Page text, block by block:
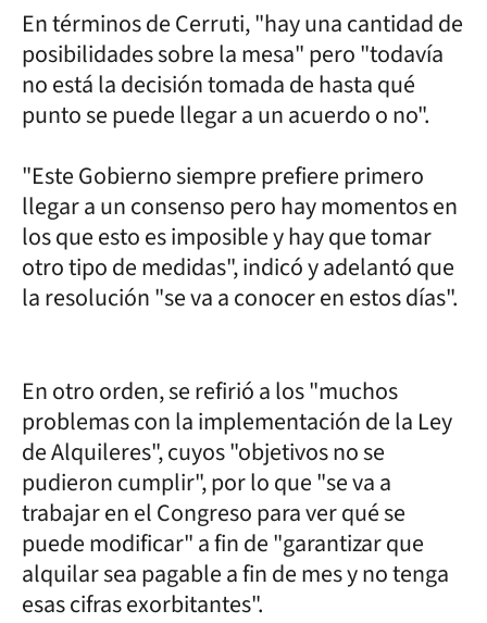
En términos de Cerruti, "hay una cantidad de
posibilidades sobre la mesa" pero "todavía
no está la decisión tomada de hasta qué
punto se puede llegar a un acuerdo o no".
"Este Gobierno siempre prefiere primero
llegar a un consenso pero hay momentos en
los que esto es imposible y hay que tomar
otro tipo de medidas", indicó y adelantó que
la resolución "se va a conocer en estos días".
En otro orden, se refirió a los "muchos
problemas con la implementación de la Ley
de Alquileres", cuyos "objetivos no se
pudieron cumplir", por lo que "se va a
trabajar en el Congreso para ver qué se
puede modificar" a fin de "garantizar que
alquilar sea pagable a fin de mes y no tenga
esas cifras exorbitantes".